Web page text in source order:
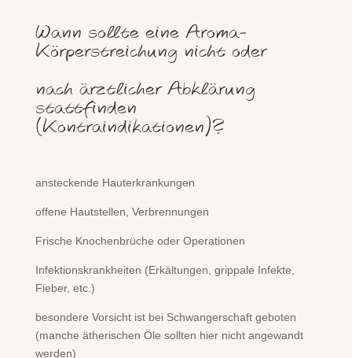
Wann sollte eine Aroma-
Körperstreichung nicht oder
nach ärztlicher Abklärung
stattfinden
(Kontraindikationen)?
ansteckende Hauterkrankungen
offene Hautstellen, Verbrennungen
Frische Knochenbrüche oder Operationen
Infektionskrankheiten (Erkältungen, grippale Infekte,
Fieber, etc.)
besondere Vorsicht ist bei Schwangerschaft geboten
(manche ätherischen Öle sollten hier nicht angewandt
werden)